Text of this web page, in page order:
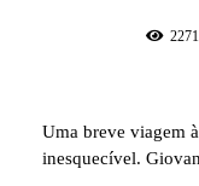
2271
Uma breve viagem
inesquecível.